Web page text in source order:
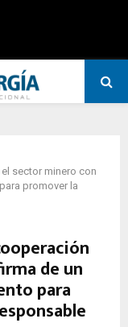
sector minero con
promover la
de un
para